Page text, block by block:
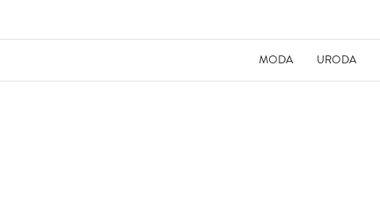
MODA URODA